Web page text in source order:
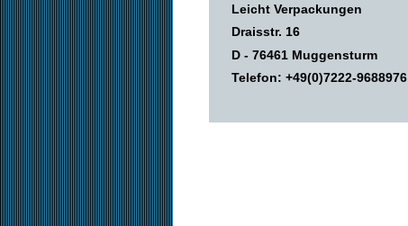
Leicht Verpackungen
Draisstr. 16
D - 76461 Muggensturm
Telefon: +49(0)7222-9688976